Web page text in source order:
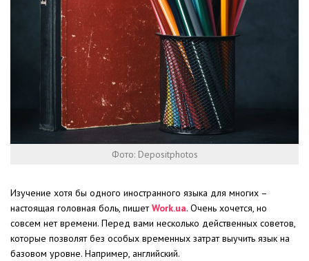
Фото: Depositphotos
Изучение хотя бы одного иностранного языка для многих –
настоящая головная боль, пишетWork.ua. Очень хочется, но
совсем нет времени. Перед вами несколько действенных советов,
которые позволят без особых временных затрат выучить язык на
базовом уровне. Например, английский.